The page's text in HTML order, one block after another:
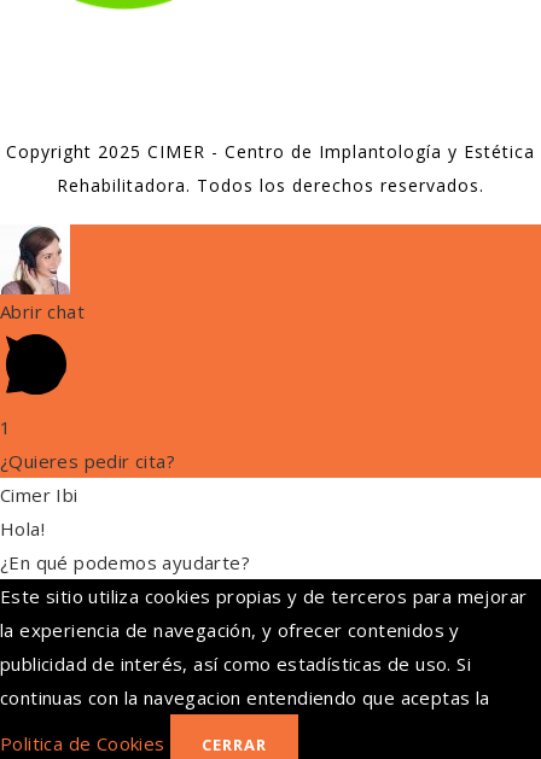
Copyright 2025 CIMER - Centro de Implantología y Estética
Rehabilitadora. Todos los derechos reservados.
Abrir chat
1
¿Quieres pedir cita?
Cimer Ibi
Hola!
¿En qué podemos ayudarte?
Este sitio utiliza cookies propias y de terceros para mejorar
la experiencia de navegación, y ofrecer contenidos y
publicidad de interés, así como estadísticas de uso. Si
continuas con la navegacion entendiendo que aceptas la
Politica de Cookies
CERRAR